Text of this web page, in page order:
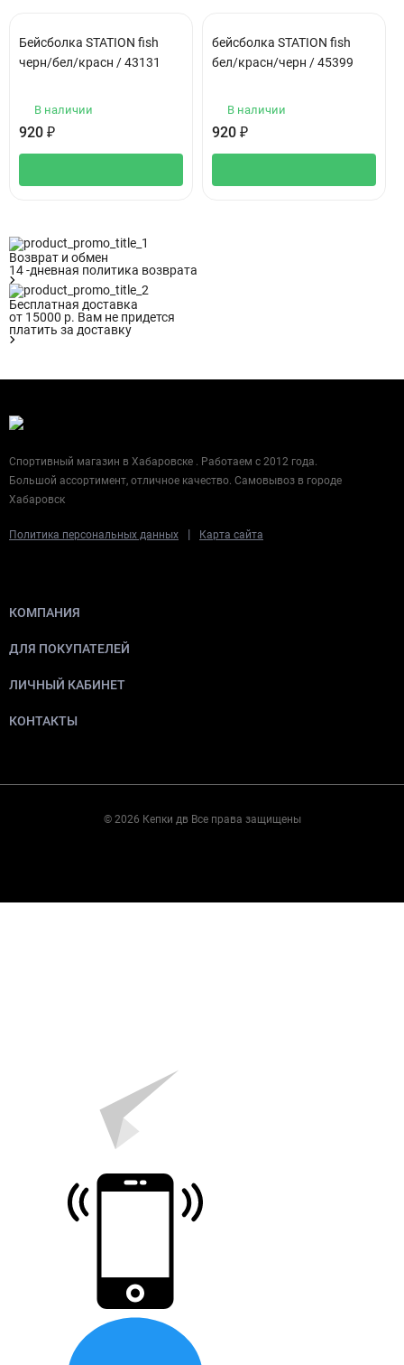
Бейсболка STATION fish
черн/бел/красн / 43131
В наличии
920 ₽
бейсболка STATION fish
бел/красн/черн / 45399
В наличии
920 ₽
Возврат и обмен
14 -дневная политика возврата
Бесплатная доставка
от 15000 р. Вам не придется
платить за доставку
Спортивный магазин в Хабаровске . Работаем с 2012 года.
Большой ассортимент, отличное качество. Самовывоз в городе
Хабаровск
Политика персональных данных | Карта сайта
КОМПАНИЯ
ДЛЯ ПОКУПАТЕЛЕЙ
ЛИЧНЫЙ КАБИНЕТ
КОНТАКТЫ
© 2026 Кепки дв Все права защищены